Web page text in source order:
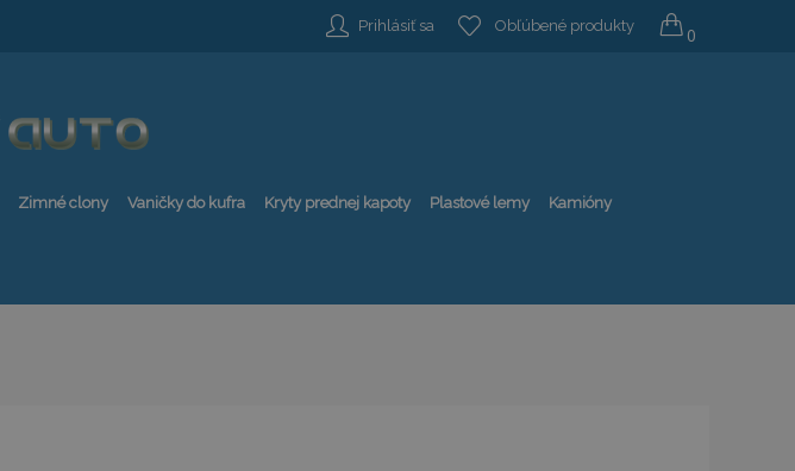
Prihlásiť sa Obľúbené produkty 0
Zimné clony Vaničky do kufra Kryty prednej kapoty Plastové lemy Kamióny